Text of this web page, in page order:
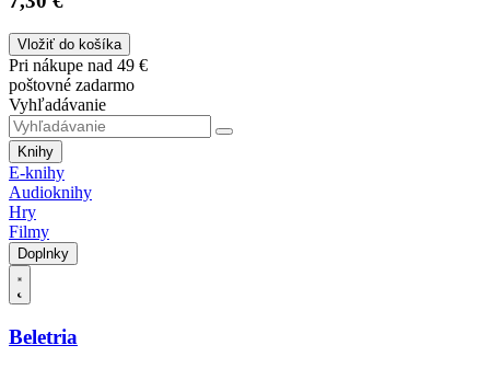
Vložiť do košíka
Pri nákupe nad 49 €
poštovné zadarmo
Vyhľadávanie
Knihy
E-knihy
Audioknihy
Hry
Filmy
Doplnky
Beletria